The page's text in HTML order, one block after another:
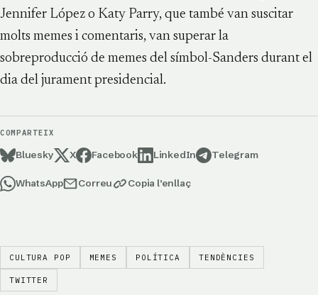
Jennifer López o Katy Parry, que també van suscitar
molts memes i comentaris, van superar la
sobreproducció de memes del símbol-Sanders durant el
dia del jurament presidencial.
COMPARTEIX
Bluesky X Facebook LinkedIn Telegram
WhatsApp Correu Copia l’enllaç
CULTURA POP MEMES POLÍTICA TENDÈNCIES
TWITTER